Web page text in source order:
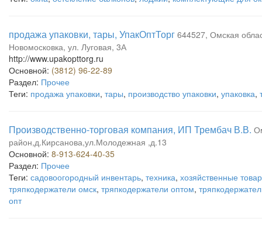
продажа упаковки, тары, УпакОптТорг 644527, Омская
Новомосковка, ул. Луговая, 3А
http://www.upakopttorg.ru
Основной: (3812) 96-22-89
Раздел: Прочее
Теги: продажа упаковки, тары, производство упаковки, упаковка,
Производственно-торговая компания, ИП Трембач В.В.
район,д.Кирсанова,ул.Молодежная ,д.13
Основной: 8-913-624-40-35
Раздел: Прочее
Теги: садовоогородный инвентарь, техника, хозяйственные
тряпкодержатели омск, тряпкодержатели оптом,
опт